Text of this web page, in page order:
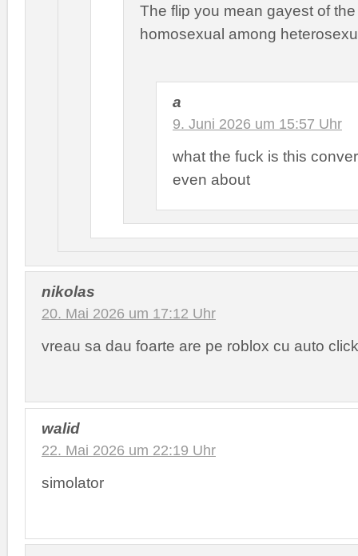
The flip you mean gayest of
homosexual among
a
9. Juni 2026 um 15:57 Uhr
what the fuck is this
even about
nikolas
20. Mai 2026 um 17:12 Uhr
vreau sa dau foarte are pe roblox cu auto click
walid
22. Mai 2026 um 22:19 Uhr
simolator